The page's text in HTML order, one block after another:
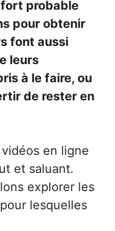
probable
pour obtenir
font aussi
leurs
à le faire, ou
de rester en
en ligne
et saluant.
explorer les
lesquelles